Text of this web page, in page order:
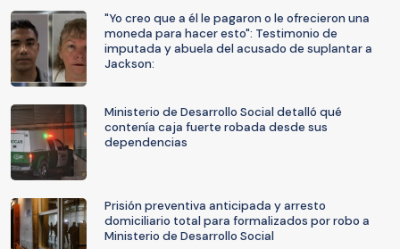
"Yo creo que a él le pagaron o le ofrecieron una
moneda para hacer esto": Testimonio de
imputada y abuela del acusado de suplantar a
Jackson:
Ministerio de Desarrollo Social detalló qué
contenía caja fuerte robada desde sus
dependencias
Prisión preventiva anticipada y arresto
domiciliario total para formalizados por robo a
Ministerio de Desarrollo Social